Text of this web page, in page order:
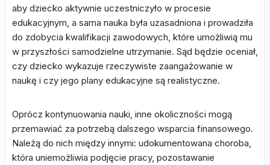
aby dziecko aktywnie uczestniczyło w procesie
edukacyjnym, a sama nauka była uzasadniona i prowadziła
do zdobycia kwalifikacji zawodowych, które umożliwią mu
w przyszłości samodzielne utrzymanie. Sąd będzie oceniał,
czy dziecko wykazuje rzeczywiste zaangażowanie w
naukę i czy jego plany edukacyjne są realistyczne.
Oprócz kontynuowania nauki, inne okoliczności mogą
przemawiać za potrzebą dalszego wsparcia finansowego.
Należą do nich między innymi: udokumentowana choroba,
która uniemożliwia podjęcie pracy, pozostawanie